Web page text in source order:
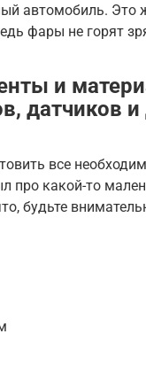
автомобиль. Это
фары не горят
и
датчиков и
все
про какой-то
будьте